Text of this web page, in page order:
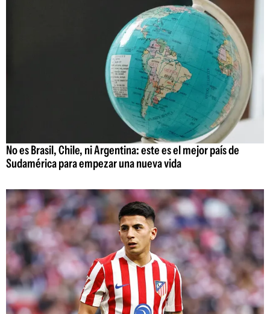
No es Brasil, Chile, ni Argentina: este es el mejor país de
Sudamérica para empezar una nueva vida